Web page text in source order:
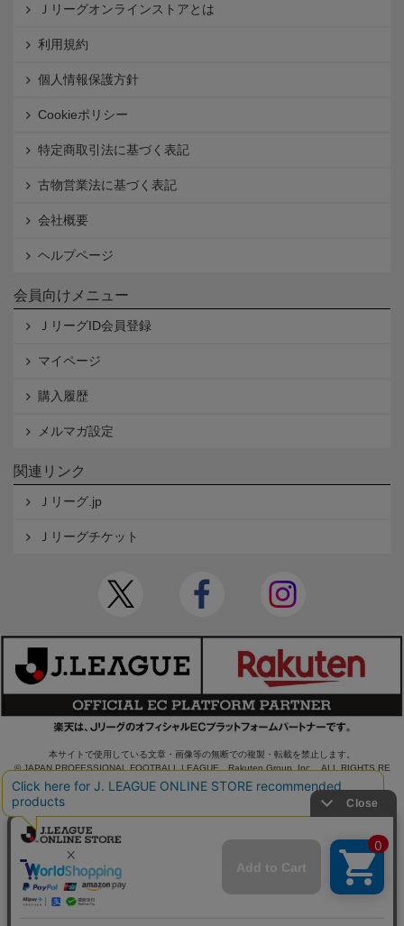
Ｊリーグオンラインストアとは
利用規約
個人情報保護方針
Cookieポリシー
特定商取引法に基づく表記
古物営業法に基づく表記
会社概要
ヘルプページ
会員向けメニュー
ＪリーグID会員登録
マイページ
購入履歴
メルマガ設定
関連リンク
Ｊリーグ.jp
Ｊリーグチケット
本サイトで使用している文章・画像等の無断での複製・転載を禁止します。
© JAPAN PROFESSIONAL FOOTBALL LEAGUE Rakuten Group, Inc. ALL RIGHTS RE
SERVED.